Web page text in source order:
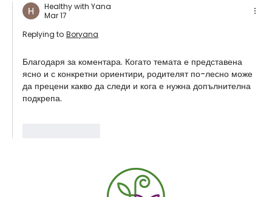
Healthy with Yana
Mar 17
Replying to Boryana
Благодаря за коментара. Когато темата е представена
ясно и с конкретни ориентири, родителят по-лесно може
да прецени какво да следи и кога е нужна допълнителна
подкрепа.